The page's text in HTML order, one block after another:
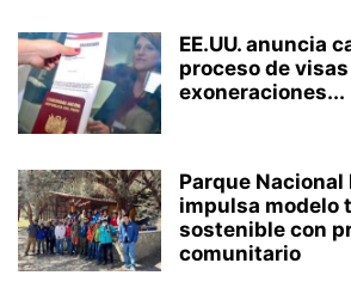
EE.UU. anuncia
proceso de
exoneraciones...
Parque Nacional
impulsa modelo
sostenible con
comunitario